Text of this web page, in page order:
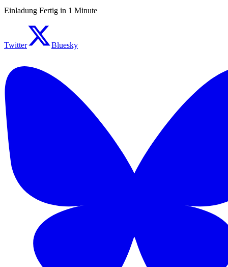
Einladung Fertig in 1 Minute
Twitter Bluesky